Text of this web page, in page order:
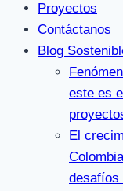
Proyectos
Contáctanos
Blog
este es
El
desafíos